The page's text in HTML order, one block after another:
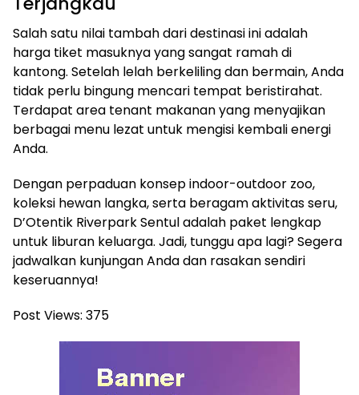
Salah satu nilai tambah dari destinasi ini adalah
harga tiket masuknya yang sangat ramah di
kantong. Setelah lelah berkeliling dan bermain, Anda
tidak perlu bingung mencari tempat beristirahat.
Terdapat area tenant makanan yang menyajikan
berbagai menu lezat untuk mengisi kembali energi
Anda.
Dengan perpaduan konsep indoor-outdoor zoo,
koleksi hewan langka, serta beragam aktivitas seru,
D’Otentik Riverpark Sentul adalah paket lengkap
untuk liburan keluarga. Jadi, tunggu apa lagi? Segera
jadwalkan kunjungan Anda dan rasakan sendiri
keseruannya!
Post Views: 375